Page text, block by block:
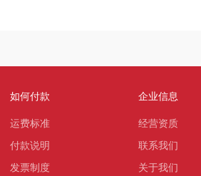
如何付款
运费标准
付款说明
发票制度
企业信息
经营资质
联系我们
关于我们